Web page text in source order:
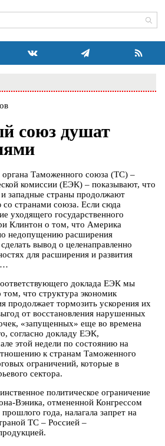
союз душат
Таможенного союза (ТС) –
комиссии (ЕЭК) – показывают, что
западные страны продолжают
со странами союза. Если сюда
уходящего государственного
Клинтон о том, что Америка
недопущению расширения
вывод о целенаправленно
для расширения и развития
доклада ЕЭК мы
что структура экономик
продолжает тормозить ускорения их
от восстановления нарушенных
«запущенных» еще во времена
согласно докладу ЕЭК,
этой недели по состоянию на
к странам Таможенного
ограничений, которые в
сектора.
политическое ограничение
Вэника, отмененной Конгрессом
года, налагала запрет на
ТС – Россией –